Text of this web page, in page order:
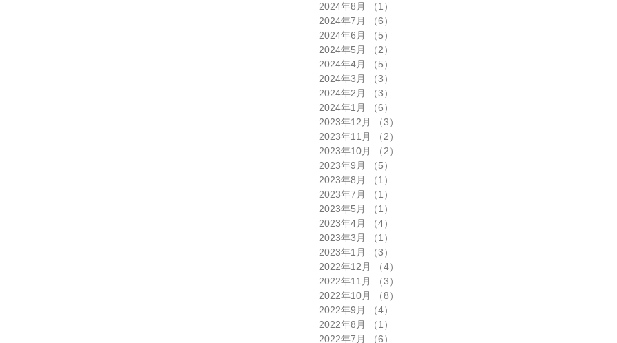
2024年8月
（1）
2024年7月
（6）
2024年6月
（5）
2024年5月
（2）
2024年4月
（5）
2024年3月
（3）
2024年2月
（3）
2024年1月
（6）
2023年12月
（3）
2023年11月
（2）
2023年10月
（2）
2023年9月
（5）
2023年8月
（1）
2023年7月
（1）
2023年5月
（1）
2023年4月
（4）
2023年3月
（1）
2023年1月
（3）
2022年12月
（4）
2022年11月
（3）
2022年10月
（8）
2022年9月
（4）
2022年8月
（1）
2022年7月
（6）